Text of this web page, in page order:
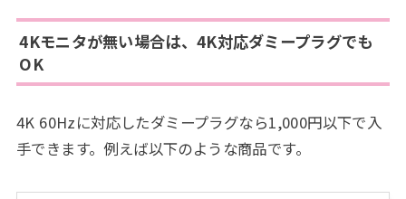
4Kモニタが無い場合は、4K対応ダミープラグでも
OK
4K 60Hzに対応したダミープラグなら1,000円以下で入
手できます。例えば以下のような商品です。